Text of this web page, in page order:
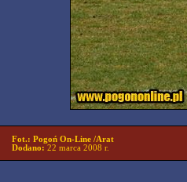
Fot.: Pogoń On-Line /Arat
Dodano: 22 marca 2008 r.